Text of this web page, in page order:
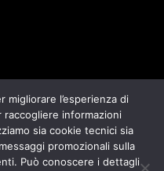
l’esperienza di
informazioni
sia cookie tecnici sia
promozionali sulla
Può conoscere i dettagli